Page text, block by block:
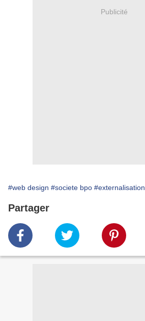
Publicité
#web design #societe bpo #externalisation
Partager